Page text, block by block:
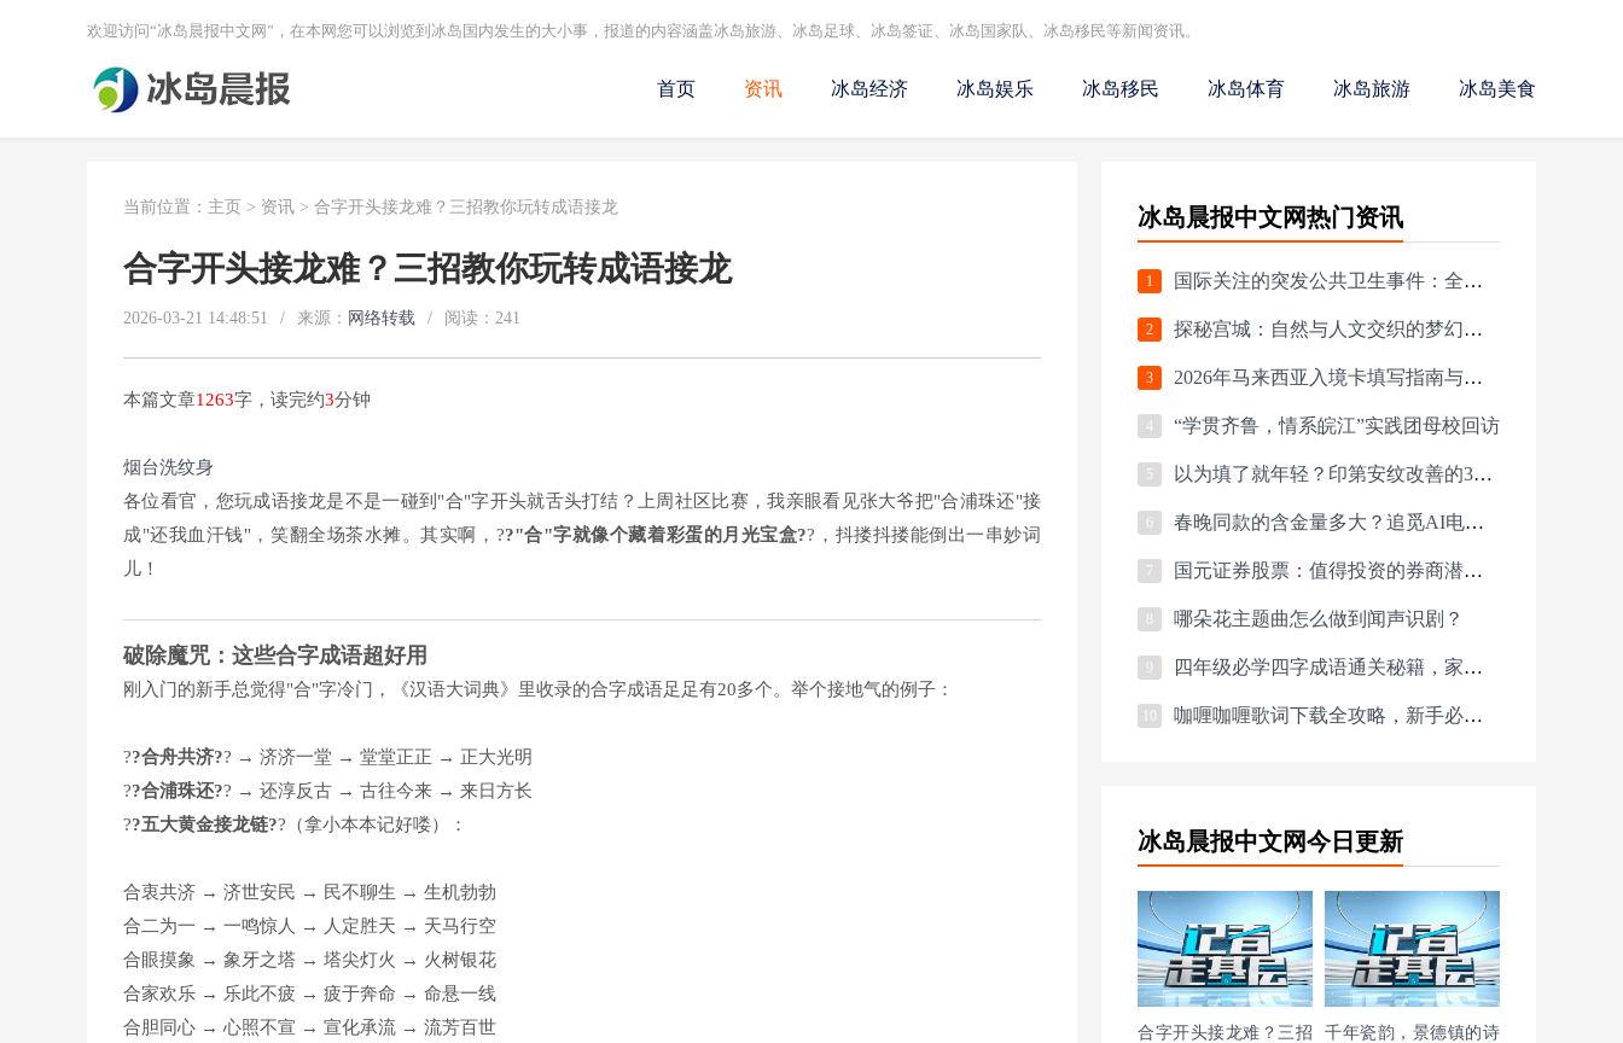
欢迎访问“冰岛晨报中文网”，在本网您可以浏览到冰岛国内发生的大小事，报道的内容涵盖冰岛旅游、冰岛足球、冰岛签证、冰岛国家队、冰岛移民等新闻资讯。
首页 资讯 冰岛经济 冰岛娱乐 冰岛移民 冰岛体育 冰岛旅游 冰岛美食
当前位置： 主页 > 资讯 > 合字开头接龙难？三招教你玩转成语接龙
合字开头接龙难？三招教你玩转成语接龙
2026-03-21 14:48:51 / 来源： 网络转载 / 阅读： 241
本篇文章1263字，读完约3分钟
烟台洗纹身
各位看官，您玩成语接龙是不是一碰到"合"字开头就舌头打结？上周社区比赛，我亲眼看见张大爷把"合浦珠还"接
成"还我血汗钱"，笑翻全场茶水摊。其实啊，??"合"字就像个藏着彩蛋的月光宝盒??，抖搂抖搂能倒出一串妙词
儿！
破除魔咒：这些合字成语超好用
刚入门的新手总觉得"合"字冷门，《汉语大词典》里收录的合字成语足足有20多个。举个接地气的例子：
??合舟共济?? → 济济一堂 → 堂堂正正 → 正大光明
??合浦珠还?? → 还淳反古 → 古往今来 → 来日方长
??五大黄金接龙链??（拿小本本记好喽）：
合衷共济 → 济世安民 → 民不聊生 → 生机勃勃
合二为一 → 一鸣惊人 → 人定胜天 → 天马行空
合眼摸象 → 象牙之塔 → 塔尖灯火 → 火树银花
合家欢乐 → 乐此不疲 → 疲于奔命 → 命悬一线
合胆同心 → 心照不宣 → 宣化承流 → 流芳百世
冰岛晨报中文网热门资讯
1 国际关注的突发公共卫生事件：全球健康的警报器
2 探秘宫城：自然与人文交织的梦幻之旅
3 2026年马来西亚入境卡填写指南与最新要求
4 “学贯齐鲁，情系皖江”实践团母校回访
5 以为填了就年轻？印第安纹改善的3个致命误区
6 春晚同款的含金量多大？追觅AI电视霸榜春节会场第一，直播间挤爆
7 国元证券股票：值得投资的券商潜力股吗？
哪朵花主题曲怎么做到闻声识剧？
9 四年级必学四字成语通关秘籍，家长速存！
咖喱咖喱歌词下载全攻略，新手必看避坑指南与独家数据
冰岛晨报中文网今日更新
合字开头接龙难？三招
千年瓷韵，景德镇的诗